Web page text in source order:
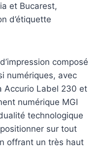
et Bucarest,
d’étiquette
composé
numériques, avec
Accurio Label 230 et
numérique MGI
technologique
sur tout
offrant un très haut